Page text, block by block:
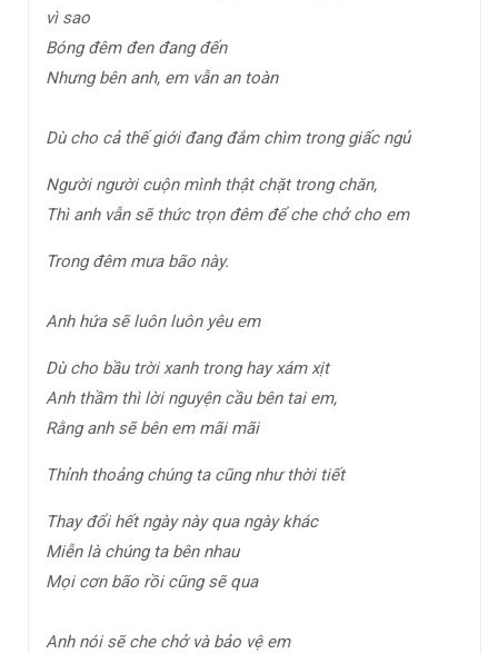
vì sao
Bóng đêm đen đang đến
Nhưng bên anh, em vẫn an toàn
Dù cho cả thế giới đang đắm chìm trong giấc ngủ
Người người cuộn mình thật chặt trong chăn,
Thì anh vẫn sẽ thức trọn đêm để che chở cho em
Trong đêm mưa bão này.
Anh hứa sẽ luôn luôn yêu em
Dù cho bầu trời xanh trong hay xám xịt
Anh thầm thì lời nguyện cầu bên tai em,
Rằng anh sẽ bên em mãi mãi
Thỉnh thoảng chúng ta cũng như thời tiết
Thay đổi hết ngày này qua ngày khác
Miễn là chúng ta bên nhau
Mọi cơn bão rồi cũng sẽ qua
Anh nói sẽ che chở và bảo vệ em